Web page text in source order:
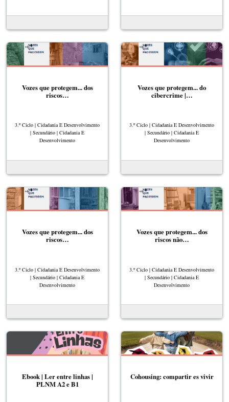
Vozes que protegem... dos
riscos…
3.º Ciclo | Cidadania E Desenvolvimento
| Secundário | Cidadania E
Desenvolvimento
Vozes que protegem... do
cibercrime |…
3.º Ciclo | Cidadania E Desenvolvimento
| Secundário | Cidadania E
Desenvolvimento
Vozes que protegem... dos
riscos…
3.º Ciclo | Cidadania E Desenvolvimento
| Secundário | Cidadania E
Desenvolvimento
Vozes que protegem... dos
riscos não…
3.º Ciclo | Cidadania E Desenvolvimento
| Secundário | Cidadania E
Desenvolvimento
Ebook | Ler entre linhas |
PLNM A2 e B1
Cohousing: compartir es vivir